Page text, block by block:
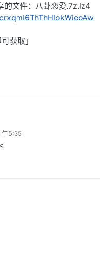
的文件：八卦恋愛.7z.lz4
获取」
s/1kcrxqmI6ThThHlokWieoAw
午5:35